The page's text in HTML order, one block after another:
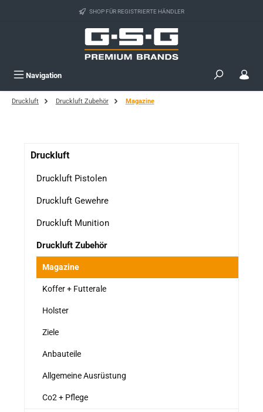
Zum Hauptinhalt springen SHOP FÜR REGISTRIERTE HÄNDLER
Navigation
Druckluft Druckluft Zubehör Magazine
Druckluft
Druckluft Pistolen
Druckluft Gewehre
Druckluft Munition
Druckluft Zubehör
Magazine
Koffer + Futterale
Holster
Ziele
Anbauteile
Allgemeine Ausrüstung
Co2 + Pflege